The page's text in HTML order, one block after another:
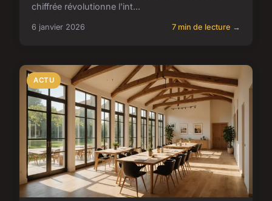
chiffrée révolutionne l'int...
6 janvier 2026 7 min de lecture →
ACTU